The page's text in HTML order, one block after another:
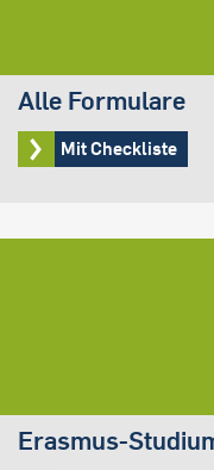
Alle Formulare
Mit Checkliste
Erasmus-